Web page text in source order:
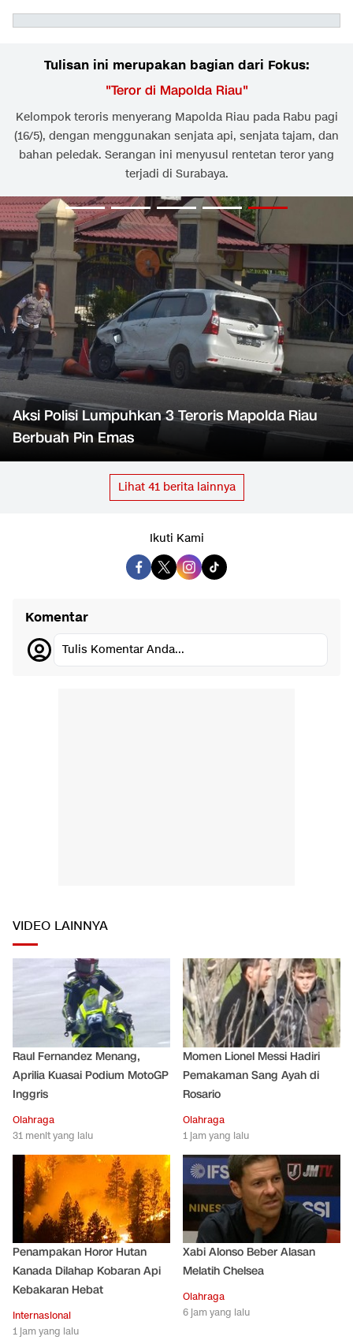
Tulisan ini merupakan bagian dari Fokus:
"Teror di Mapolda Riau"
Kelompok teroris menyerang Mapolda Riau pada Rabu pagi
(16/5), dengan menggunakan senjata api, senjata tajam, dan
bahan peledak. Serangan ini menyusul rentetan teror yang
terjadi di Surabaya.
Aksi Polisi Lumpuhkan 3 Teroris Mapolda Riau
Berbuah Pin Emas
Lihat 41berita lainnya
Ikuti Kami
Komentar
Tulis Komentar Anda...
VIDEO LAINNYA
Raul Fernandez Menang,
Aprilia Kuasai Podium MotoGP
Inggris
Olahraga
31 menit yang lalu
Momen Lionel Messi Hadiri
Pemakaman Sang Ayah di
Rosario
Olahraga
1 jam yang lalu
Penampakan Horor Hutan
Kanada Dilahap Kobaran Api
Kebakaran Hebat
Internasional
1 jam yang lalu
Xabi Alonso Beber Alasan
Melatih Chelsea
Olahraga
6 jam yang lalu